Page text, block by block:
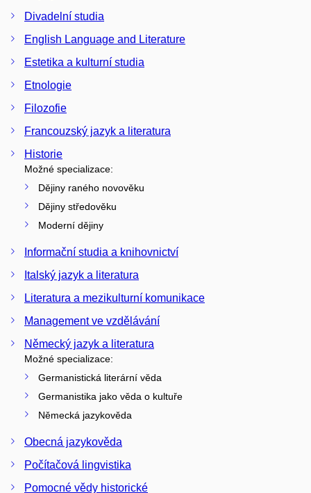
Divadelní studia
English Language and Literature
Estetika a kulturní studia
Etnologie
Filozofie
Francouzský jazyk a literatura
Historie
Možné specializace:
Dějiny raného novověku
Dějiny středověku
Moderní dějiny
Informační studia a knihovnictví
Italský jazyk a literatura
Literatura a mezikulturní komunikace
Management ve vzdělávání
Německý jazyk a literatura
Možné specializace:
Germanistická literární věda
Germanistika jako věda o kultuře
Německá jazykověda
Obecná jazykověda
Počítačová lingvistika
Pomocné vědy historické